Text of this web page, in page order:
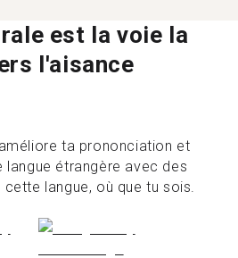
est la voie la
l'aisance
ta prononciation et
langue étrangère avec des
langue, où que tu sois.